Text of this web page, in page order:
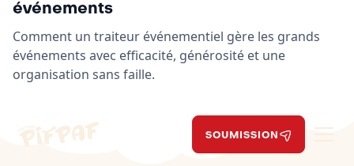
événements
Comment un traiteur événementiel gère les grands
événements avec efficacité, générosité et une
organisation sans faille.
SOUMISSION